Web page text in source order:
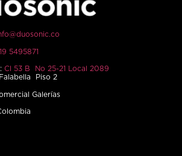
5495871
Cl 53 B No 25-21 Local 2089
Piso 2
Galerías